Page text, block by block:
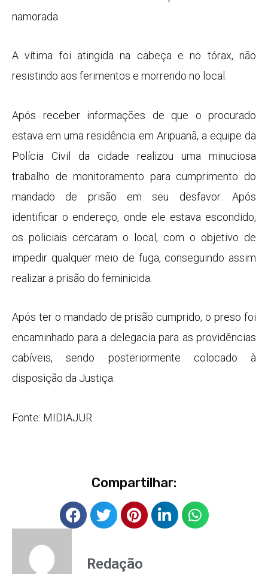
namorada.
A vítima foi atingida na cabeça e no tórax, não
resistindo aos ferimentos e morrendo no local.
Após receber informações de que o procurado
estava em uma residência em Aripuanã, a equipe da
Polícia Civil da cidade realizou uma minuciosa
trabalho de monitoramento para cumprimento do
mandado de prisão em seu desfavor. Após
identificar o endereço, onde ele estava escondido,
os policiais cercaram o local, com o objetivo de
impedir qualquer meio de fuga, conseguindo assim
realizar a prisão do feminicida.
Após ter o mandado de prisão cumprido, o preso foi
encaminhado para a delegacia para as providências
cabíveis, sendo posteriormente colocado à
disposição da Justiça.
Fonte: MIDIAJUR
Compartilhar:
Redação